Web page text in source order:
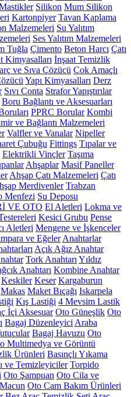
Silikon Mum Silikon
Kartonpiyer Tavan Kaplama
Malzemeleri Su Yalıtım
Ses Yalıtım Malzemeleri
Tuğla Çimento Beton Harcı Çatı
Kimyasalları İnşaat Temizlik
ve Sıva Çözücü Çok Amaçlı
Yapı Kimyasalları Derz
Sıvı Conta Strafor Yapıştırılar
Boru Bağlantı ve Aksesuarları
PPRC Borular Kombi
ve Bağlantı Malzemeleri
Valfler ve Vanalar Nipeller
Çubuğu Fittings Tıpalar ve
Elektrikli Vinçler Taşıma
Ahşaplar Masif Paneller
Ahşap Çatı Malzemeleri Çatı
Merdivenler Trabzan
Menfezi Su Deposu
VE OTO El Aletleri Lokma ve
Kesici Grubu Pense
Aletleri Mengene ve İşkenceler
ve Eğeler Anahtarlar
Açık Ağız Anahtar
Tork Anahtarı Yıldız
Anahtarı Kombine Anahtar
Keskiler Keser Kargaburun
Makas Maket Bıçağı Iskarpela
Kış Lastiği 4 Mevsim Lastik
İçi Aksesuar Oto Güneşlik Oto
Bagaj Düzenleyici Araba
Bagaj Havuzu Oto
Multimedya ve Görüntü
Ürünleri Basınçlı Yıkama
ve Temizleyiciler Torpido
Oto Şampuan Oto Cila ve
Oto Cam Bakım Ürünleri